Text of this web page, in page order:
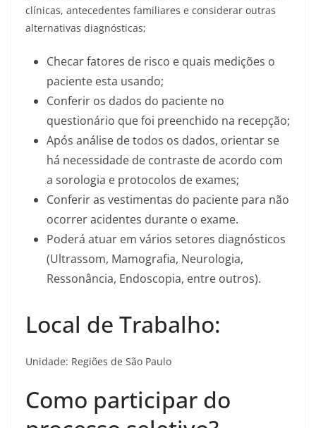
clínicas, antecedentes familiares e considerar outras
alternativas diagnósticas;
Checar fatores de risco e quais medições o
paciente esta usando;
Conferir os dados do paciente no
questionário que foi preenchido na recepção;
Após análise de todos os dados, orientar se
há necessidade de contraste de acordo com
a sorologia e protocolos de exames;
Conferir as vestimentas do paciente para não
ocorrer acidentes durante o exame.
Poderá atuar em vários setores diagnósticos
(Ultrassom, Mamografia, Neurologia,
Ressonância, Endoscopia, entre outros).
Local de Trabalho:
Unidade: Regiões de São Paulo
Como participar do